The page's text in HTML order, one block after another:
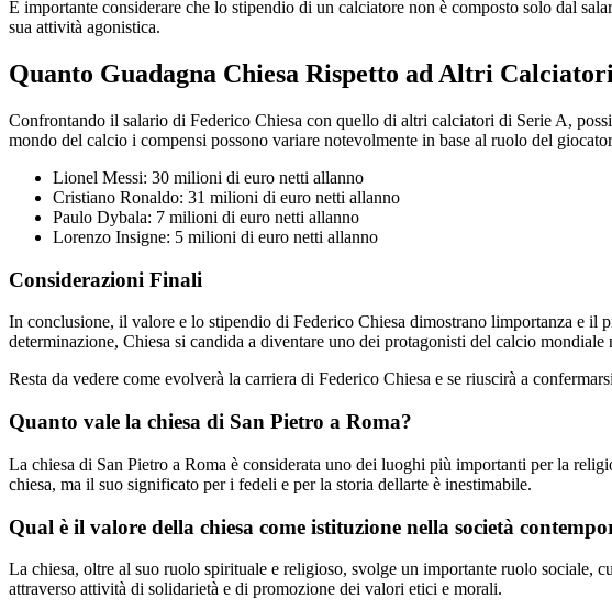
È importante considerare che lo stipendio di un calciatore non è composto solo dal
sua attività agonistica.
Quanto Guadagna Chiesa Rispetto ad Altri Calciatori
Confrontando il salario di Federico Chiesa con quello di altri calciatori di Serie A,
mondo del calcio i compensi possono variare notevolmente in base al ruolo del
Lionel Messi: 30 milioni di euro netti allanno
Cristiano Ronaldo: 31 milioni di euro netti allanno
Paulo Dybala: 7 milioni di euro netti allanno
Lorenzo Insigne: 5 milioni di euro netti allanno
Considerazioni Finali
In conclusione, il valore e lo stipendio di Federico Chiesa dimostrano limportanza e il
determinazione, Chiesa si candida a diventare uno dei protagonisti del calcio mondiale
Resta da vedere come evolverà la carriera di Federico Chiesa e se riuscirà a
Quanto vale la chiesa di San Pietro a Roma?
La chiesa di San Pietro a Roma è considerata uno dei luoghi più importanti per la
chiesa, ma il suo significato per i fedeli e per la storia dellarte è inestimabile.
Qual è il valore della chiesa come istituzione nella società
La chiesa, oltre al suo ruolo spirituale e religioso, svolge un importante ruolo sociale,
attraverso attività di solidarietà e di promozione dei valori etici e morali.